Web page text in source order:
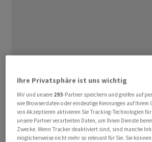
Ihre Privatsphäre ist uns wichtig
Wir und unsere 293-Partner speichern und greifen auf
wie Browserdaten oder eindeutige Kennungen auf Ihrem
von Akzeptieren aktivieren Sie Tracking-Technologien
unsere Partner verarbeiten Daten, um Ihnen Dienste
Zwecke. Wenn Tracker deaktiviert sind, sind manche
möglicherweise nicht mehr so relevant für Sie. Sie